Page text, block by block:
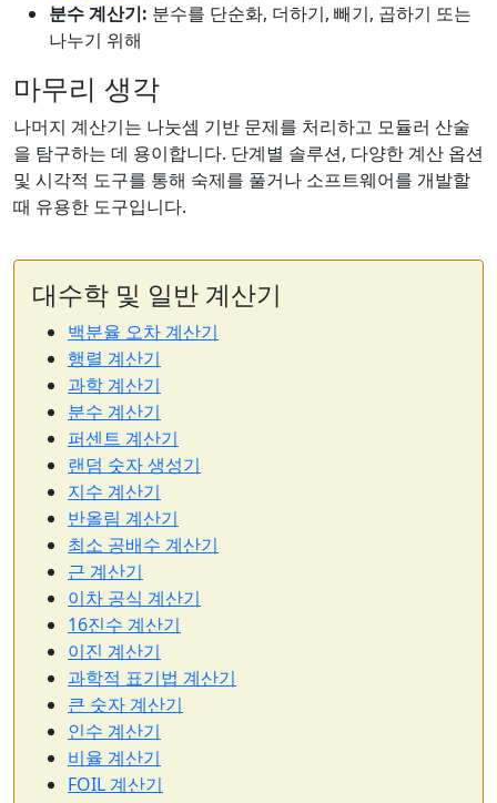
분수 계산기: 분수를 단순화, 더하기, 빼기, 곱하기 또는
나누기 위해
마무리 생각
나머지 계산기는 나눗셈 기반 문제를 처리하고 모듈러 산술
을 탐구하는 데 용이합니다. 단계별 솔루션, 다양한 계산 옵션
및 시각적 도구를 통해 숙제를 풀거나 소프트웨어를 개발할
때 유용한 도구입니다.
대수학 및 일반 계산기
백분율 오차 계산기
행렬 계산기
과학 계산기
분수 계산기
퍼센트 계산기
랜덤 숫자 생성기
지수 계산기
반올림 계산기
최소 공배수 계산기
근 계산기
이차 공식 계산기
16진수 계산기
이진 계산기
과학적 표기법 계산기
큰 숫자 계산기
인수 계산기
비율 계산기
FOIL 계산기